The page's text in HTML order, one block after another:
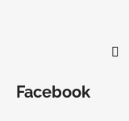
Facebook